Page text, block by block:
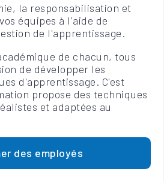
la responsabilisation et
équipes à l'aide de
de l'apprentissage.
de chacun, tous
de développer les
d'apprentissage. C'est
propose des techniques
et adaptées au
des employés